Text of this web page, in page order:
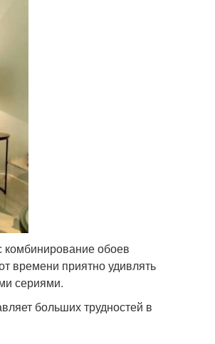
комбинирование обоев
времени приятно удивлять
сериями.
больших трудностей в